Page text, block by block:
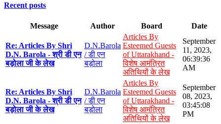
Recent posts
Message Author Board Date
Re: Articles By Shri
D.N. Barola - श्री डी एन
बड़ोला जी के लेख
D.N.Barola
/ डी एन
बड़ोला
Articles By
Esteemed Guests
of Uttarakhand -
विशेष आमंत्रित
अतिथियों के लेख
September
11, 2023,
06:39:36
AM
Re: Articles By Shri
D.N. Barola - श्री डी एन
बड़ोला जी के लेख
D.N.Barola
/ डी एन
बड़ोला
Articles By
Esteemed Guests
of Uttarakhand -
विशेष आमंत्रित
अतिथियों के लेख
September
08, 2023,
03:45:08
PM